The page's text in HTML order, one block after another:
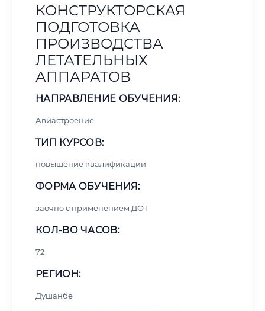
КОНСТРУКТОРСКАЯ
ПОДГОТОВКА
ПРОИЗВОДСТВА
ЛЕТАТЕЛЬНЫХ
АППАРАТОВ
НАПРАВЛЕНИЕ ОБУЧЕНИЯ:
Авиастроение
ТИП КУРСОВ:
повышение квалификации
ФОРМА ОБУЧЕНИЯ:
заочно с применением ДОТ
КОЛ-ВО ЧАСОВ:
72
РЕГИОН:
Душанбе